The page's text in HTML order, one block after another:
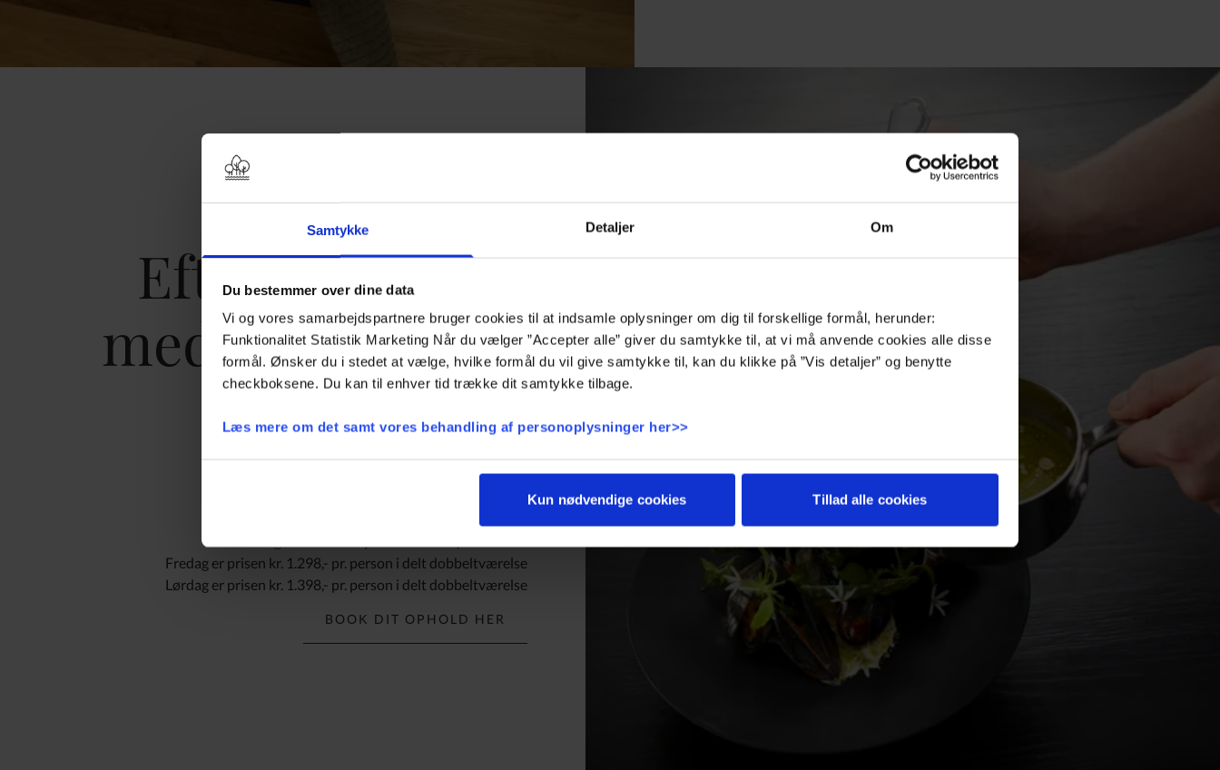
Samtykke Detaljer Om
Du bestemmer over dine data
Vi og vores samarbejdspartnere bruger cookies til at indsamle oplysninger om dig til forskellige formål, herunder:
Funktionalitet Statistik Marketing Når du vælger ”Accepter alle” giver du samtykke til, at vi må anvende cookies alle disse
formål. Ønsker du i stedet at vælge, hvilke formål du vil give samtykke til, kan du klikke på ”Vis detaljer” og benytte
checkboksene. Du kan til enhver tid trække dit samtykke tilbage.
Læs mere om det samt vores behandling af personoplysninger her>>
Kun nødvendige cookies Tillad alle cookies
Efterårsophold
med snacks og 6
serveringer
Snacks
Fredag er prisen kr. 1.298,- pr. person i delt dobbeltværelse
Lørdag er prisen kr. 1.398,- pr. person i delt dobbeltværelse
BOOK DIT OPHOLD HER